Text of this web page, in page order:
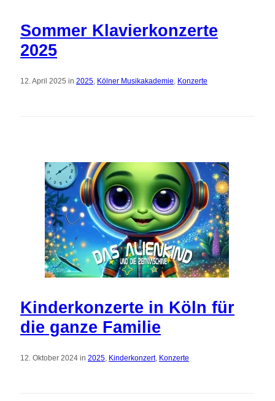
Sommer Klavierkonzerte
2025
12. April 2025 in 2025, Kölner Musikakademie, Konzerte
Kinderkonzerte in Köln für
die ganze Familie
12. Oktober 2024 in 2025, Kinderkonzert, Konzerte